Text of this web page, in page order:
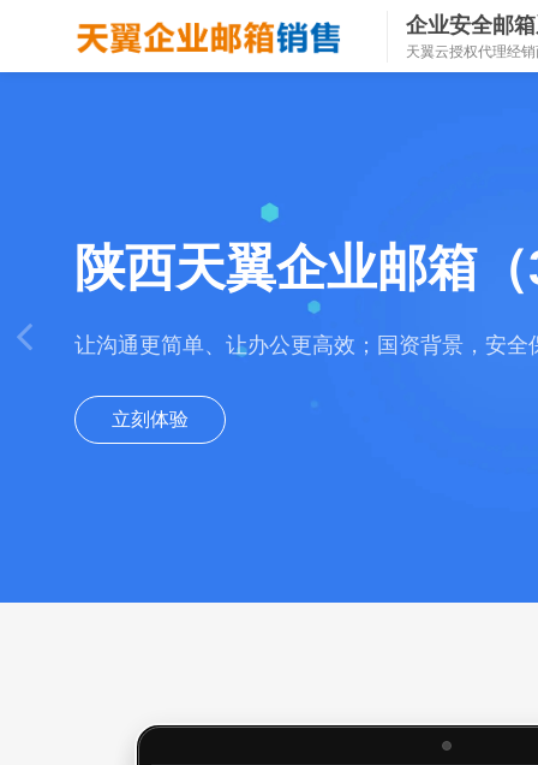
企业安全邮
天翼云授权代理经
陕西天翼企业邮箱
让沟通更简单、让办公更高效；国资背景，安全
立刻体验